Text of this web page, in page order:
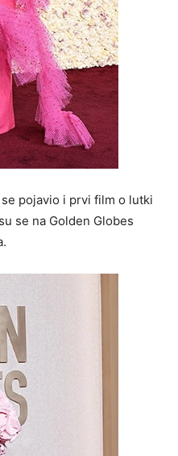
pojavio i prvi film o lutki
se na Golden Globes